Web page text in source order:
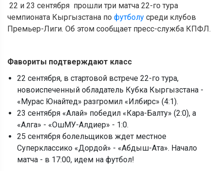
22 и 23 сентября прошли три матча 22-го тура
чемпионата Кыргызстана по футболу среди клубов
Премьер-Лиги. Об этом сообщает пресс-служба КПФЛ.
Фавориты подтверждают класс
22 сентября, в стартовой встрече 22-го тура,
новоиспеченный обладатель Кубка Кыргызстана -
«Мурас Юнайтед» разгромил «Илбирс» (4:1).
23 сентября «Алай» победил «Кара-Балту» (2:0), а
«Алга» - «ОшМУ-Алдиер» - 1:0.
25 сентября болельщиков ждет местное
Суперклассико «Дордой» - «Абдыш-Ата». Начало
матча - в 17:00, идем на футбол!